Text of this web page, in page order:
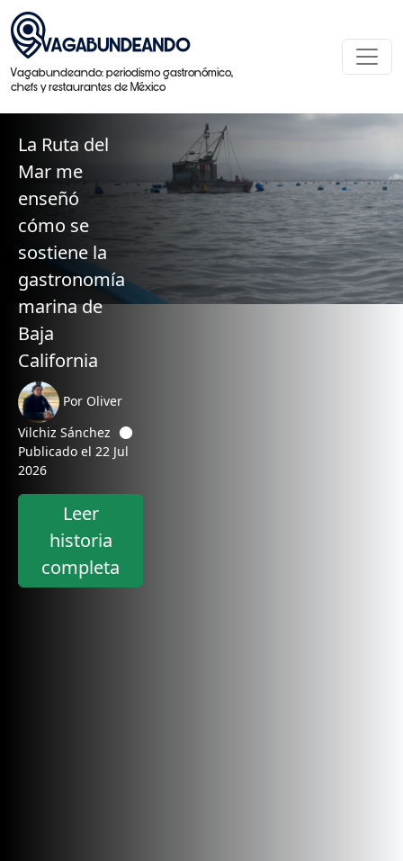
Vagabundeando: periodismo gastronómico,
chefs y restaurantes de México
La Ruta del
Mar me
enseñó
cómo se
sostiene la
gastronomía
marina de
Baja
California
Por Oliver
Vilchiz Sánchez
Publicado el 22 Jul
2026
Leer
historia
completa